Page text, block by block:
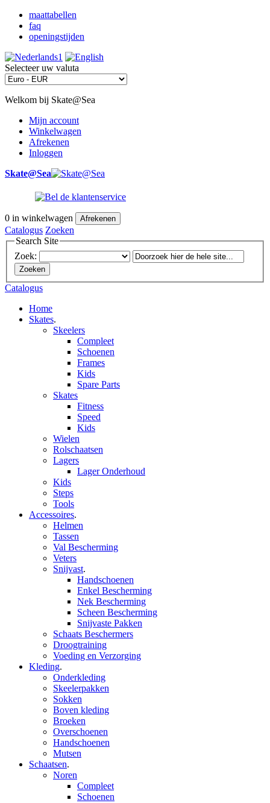
maattabellen
faq
openingstijden
Selecteer uw valuta
Welkom bij Skate@Sea
Mijn account
Winkelwagen
Afrekenen
Inloggen
Skate@Sea
0 in winkelwagen Afrekenen
Catalogus Zoeken
Search Site
Zoek:
Zoeken
Catalogus
Home
Skates.
Skeelers
Compleet
Schoenen
Frames
Kids
Spare Parts
Skates
Fitness
Speed
Kids
Wielen
Rolschaatsen
Lagers
Lager Onderhoud
Kids
Steps
Tools
Accessoires.
Helmen
Tassen
Val Bescherming
Veters
Snijvast.
Handschoenen
Enkel Bescherming
Nek Bescherming
Scheen Bescherming
Snijvaste Pakken
Schaats Beschermers
Droogtraining
Voeding en Verzorging
Kleding.
Onderkleding
Skeelerpakken
Sokken
Boven kleding
Broeken
Overschoenen
Handschoenen
Mutsen
Schaatsen.
Noren
Compleet
Schoenen